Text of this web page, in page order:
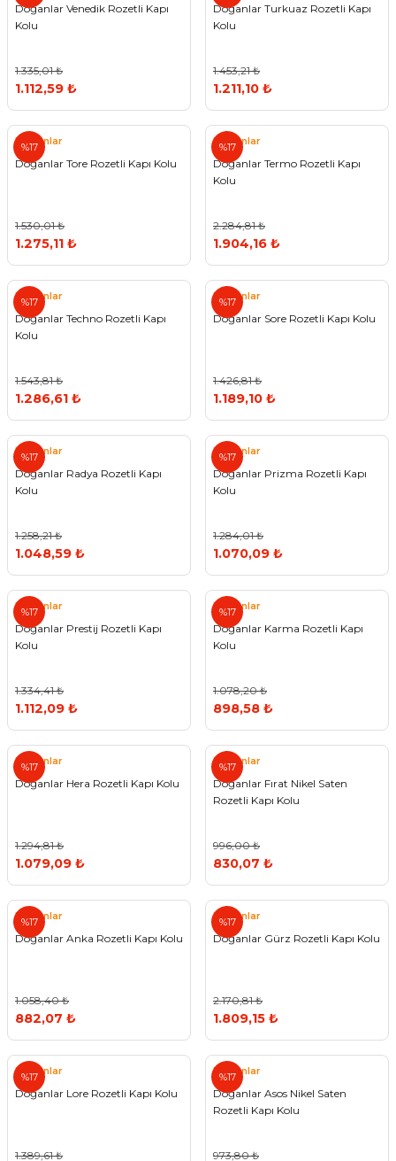
Doğanlar Venedik Rozetli Kapı
Kolu
1.335,01 ₺
1.112,59 ₺
Doğanlar Turkuaz Rozetli Kapı
Kolu
1.453,21 ₺
1.211,10 ₺
%17
Doğanlar
Doğanlar Tore Rozetli Kapı Kolu
1.530,01 ₺
1.275,11 ₺
%17
Doğanlar
Doğanlar Termo Rozetli Kapı
Kolu
2.284,81 ₺
1.904,16 ₺
%17
Doğanlar
Doğanlar Techno Rozetli Kapı
Kolu
1.543,81 ₺
1.286,61 ₺
%17
Doğanlar
Doğanlar Sore Rozetli Kapı Kolu
1.426,81 ₺
1.189,10 ₺
%17
Doğanlar
Doğanlar Radya Rozetli Kapı
Kolu
1.258,21 ₺
1.048,59 ₺
%17
Doğanlar
Doğanlar Prizma Rozetli Kapı
Kolu
1.284,01 ₺
1.070,09 ₺
%17
Doğanlar
Doğanlar Prestij Rozetli Kapı
Kolu
1.334,41 ₺
1.112,09 ₺
%17
Doğanlar
Doğanlar Karma Rozetli Kapı
Kolu
1.078,20 ₺
898,58 ₺
%17
Doğanlar
Doğanlar Hera Rozetli Kapı Kolu
1.294,81 ₺
1.079,09 ₺
%17
Doğanlar
Doğanlar Fırat Nikel Saten
Rozetli Kapı Kolu
996,00 ₺
830,07 ₺
%17
Doğanlar
Doğanlar Anka Rozetli Kapı Kolu
1.058,40 ₺
882,07 ₺
%17
Doğanlar
Doğanlar Gürz Rozetli Kapı Kolu
2.170,81 ₺
1.809,15 ₺
%17
Doğanlar
Doğanlar Lore Rozetli Kapı Kolu
1.389,61 ₺
%17
Doğanlar
Doğanlar Asos Nikel Saten
Rozetli Kapı Kolu
973,80 ₺